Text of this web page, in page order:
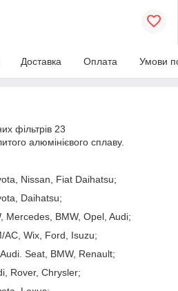
Доставка Оплата Умови
фільтрів 23
алюмінієвого сплаву.
Nissan, Fiat Daihatsu;
Daihatsu;
Mercedes, BMW, Opel, Audi;
AC, Wix, Ford, Isuzu;
Seat, BMW, Renault;
Rover, Chrysler;